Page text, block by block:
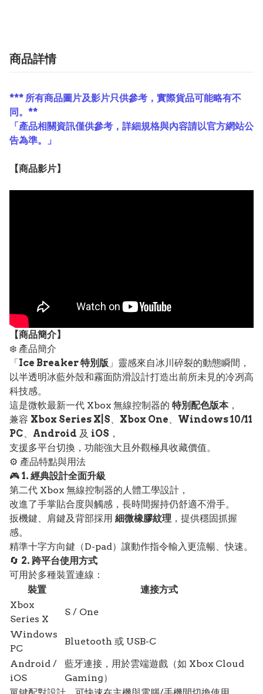
商品詳情
*** 所有商品圖片及影片只供參考，實際貨品可能略有不
同。**
「產品相關資訊僅供參考，詳細規格與內容請以官方網站公
告為準。」
【商品影片】
【商品簡介】
❄️ 產品簡介
「 Ice Breaker 特別版 」靈感來自冰川碎裂的動態瞬間，
以半透明冰藍外殼和霧面防滑設計打造出前所未見的冷冽高
科技感。
這是微軟最新一代 Xbox 無線控制器的 特別配色版本，
兼容 Xbox Series X|S、 Xbox One、 Windows 10/11
PC、 Android 及 iOS ，
支援多平台切換，功能強大且外觀極具收藏價值。
⚙️ 產品特點與用法
🎮 1. 經典設計全面升級
第二代 Xbox 無線控制器的人體工學設計，
改進了手掌貼合度與觸感，長時間握持仍舒適不滑手。
扳機鍵、肩鍵及背部採用 細微橡膠紋理 ，提供穩固抓握
感。
精準十字方向鍵（D-pad）讓動作指令輸入更流暢、快速。
🔄 2. 跨平台使用方式
可用於多種裝置連線：
裝置
連接方式
Xbox
Series X
S / One
Windows
PC
Bluetooth 或 USB-C
Android /
iOS
藍牙連接，用於雲端遊戲（如 Xbox Cloud
Gaming）